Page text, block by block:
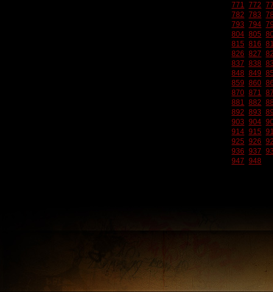
771 772
782 783
793 794
804 805
815 816
826 827
837 838
848 849
859 860
870 871
881 882
892 893
903 904
914 915
925 926
936 937
947 948